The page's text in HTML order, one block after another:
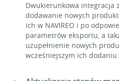
Dwukierunkowa integracja
dodawanie nowych
ich w NAVIREO i po
parametrów eksportu, a
uzupełnienie nowych
wcześniejszym ich dodaniu